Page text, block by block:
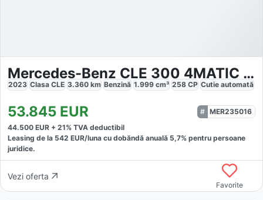
Mercedes-Benz CLE 300 4MATIC AMG Line
2023 Clasa CLE 3.360 km Benzină 1.999 cm³ 258 CP Cutie automată
53.845 EUR
MER235016
44.500 EUR + 21% TVA deductibil
Leasing de la 542 EUR/luna cu dobăndă anuală 5,7% pentru persoane
juridice.
Vezi oferta
Favorite